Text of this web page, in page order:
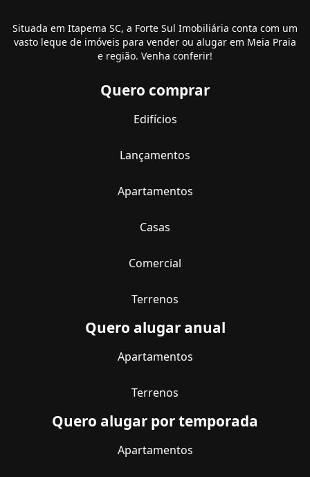
Situada em Itapema SC, a Forte Sul Imobiliária conta com um
vasto leque de imóveis para vender ou alugar em Meia Praia
e região. Venha conferir!
Quero comprar
Edifícios
Lançamentos
Apartamentos
Casas
Comercial
Terrenos
Quero alugar anual
Apartamentos
Terrenos
Quero alugar por temporada
Apartamentos